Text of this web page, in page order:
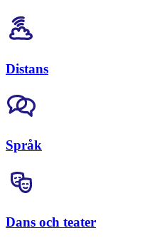
Distans
Språk
Dans och teater